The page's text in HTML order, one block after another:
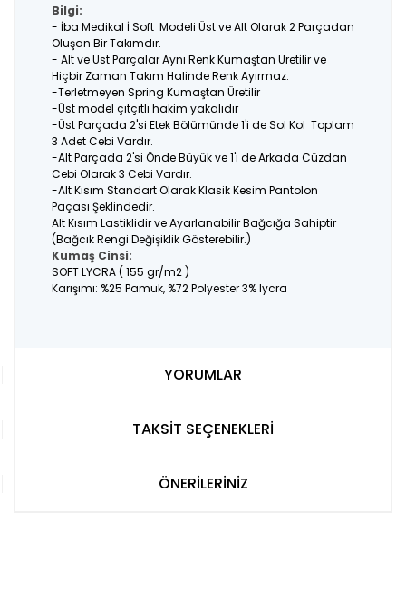
Bilgi:
- İba Medikal İ Soft Modeli Üst ve Alt Olarak 2 Parçadan
Oluşan Bir Takımdır.
- Alt ve Üst Parçalar Aynı Renk Kumaştan Üretilir ve
Hiçbir Zaman Takım Halinde Renk Ayırmaz.
-Terletmeyen Spring Kumaştan Üretilir
-Üst model çıtçıtlı hakim yakalıdır
-Üst Parçada 2'si Etek Bölümünde 1'i de Sol Kol Toplam
3 Adet Cebi Vardır.
-Alt Parçada 2'si Önde Büyük ve 1'i de Arkada Cüzdan
Cebi Olarak 3 Cebi Vardır.
-Alt Kısım Standart Olarak Klasik Kesim Pantolon
Paçası Şeklindedir.
Alt Kısım Lastiklidir ve Ayarlanabilir Bağcığa Sahiptir
(Bağcık Rengi Değişiklik Gösterebilir.)
Kumaş Cinsi:
SOFT LYCRA ( 155 gr/m2 )
Karışımı: %25 Pamuk, %72 Polyester 3% lycra
YORUMLAR
TAKSİT SEÇENEKLERİ
ÖNERİLERİNİZ